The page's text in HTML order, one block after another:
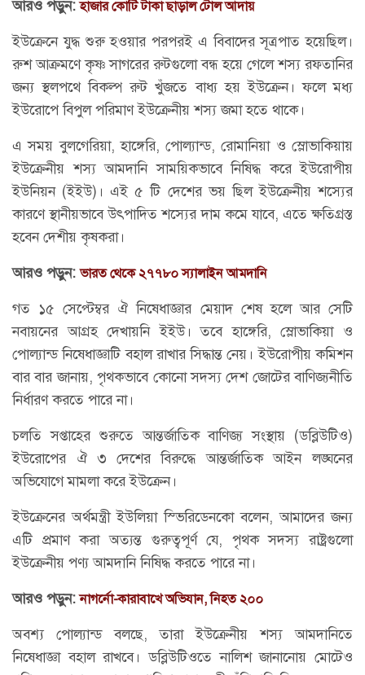
আরও পড়ুন:হাজার কোটি টাকা ছাড়াল টোল আদায়
ইউক্রেনে যুদ্ধ শুরু হওয়ার পরপরই এ বিবাদের সূত্রপাত হয়েছিল।
রুশ আক্রমণে কৃষ্ণ সাগরের রুটগুলো বন্ধ হয়ে গেলে শস্য রফতানির
জন্য স্থলপথে বিকল্প রুট খুঁজতে বাধ্য হয় ইউক্রেন। ফলে মধ্য
ইউরোপে বিপুল পরিমাণ ইউক্রেনীয় শস্য জমা হতে থাকে।
এ সময় বুলগেরিয়া, হাঙ্গেরি, পোল্যান্ড, রোমানিয়া ও স্লোভাকিয়ায়
ইউক্রেনীয় শস্য আমদানি সাময়িকভাবে নিষিদ্ধ করে ইউরোপীয়
ইউনিয়ন (ইইউ)। এই ৫ টি দেশের ভয় ছিল ইউক্রেনীয় শস্যের
কারণে স্থানীয়ভাবে উৎপাদিত শস্যের দাম কমে যাবে, এতে ক্ষতিগ্রস্ত
হবেন দেশীয় কৃষকরা।
আরও পড়ুন:ভারত থেকে ২৭৭৮০ স্যালাইন আমদানি
গত ১৫ সেপ্টেম্বর ঐ নিষেধাজ্ঞার মেয়াদ শেষ হলে আর সেটি
নবায়নের আগ্রহ দেখায়নি ইইউ। তবে হাঙ্গেরি, স্লোভাকিয়া ও
পোল্যান্ড নিষেধাজ্ঞাটি বহাল রাখার সিদ্ধান্ত নেয়। ইউরোপীয় কমিশন
বার বার জানায়, পৃথকভাবে কোনো সদস্য দেশ জোটের বাণিজ্যনীতি
নির্ধারণ করতে পারে না।
চলতি সপ্তাহের শুরুতে আন্তর্জাতিক বাণিজ্য সংস্থায় (ডব্লিউটিও)
ইউরোপের ঐ ৩ দেশের বিরুদ্ধে আন্তর্জাতিক আইন লঙ্ঘনের
অভিযোগে মামলা করে ইউক্রেন।
ইউক্রেনের অর্থমন্ত্রী ইউলিয়া স্ভিরিডেনকো বলেন, আমাদের জন্য
এটি প্রমাণ করা অত্যন্ত গুরুত্বপূর্ণ যে, পৃথক সদস্য রাষ্ট্রগুলো
ইউক্রেনীয় পণ্য আমদানি নিষিদ্ধ করতে পারে না।
আরও পড়ুন:নাগর্নো-কারাবাখে অভিযান, নিহত ২০০
অবশ্য পোল্যান্ড বলছে, তারা ইউক্রেনীয় শস্য আমদানিতে
নিষেধাজ্ঞা বহাল রাখবে। ডব্লিউটিওতে নালিশ জানানোয় মোটেও